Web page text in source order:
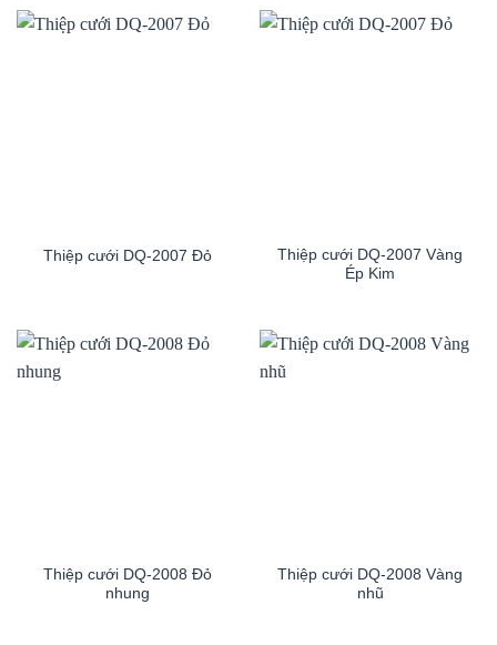
Thiệp cưới DQ-2007 Đỏ
Thiệp cưới DQ-2007 Vàng
Ép Kim
Thiệp cưới DQ-2008 Đỏ
nhung
Thiệp cưới DQ-2008 Vàng
nhũ